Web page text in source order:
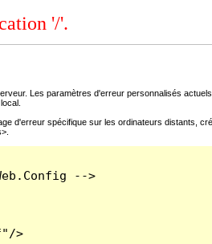
'/'.
Les paramètres d'erreur personnalisés
d'erreur spécifique sur les ordinateurs distants,
-->
>